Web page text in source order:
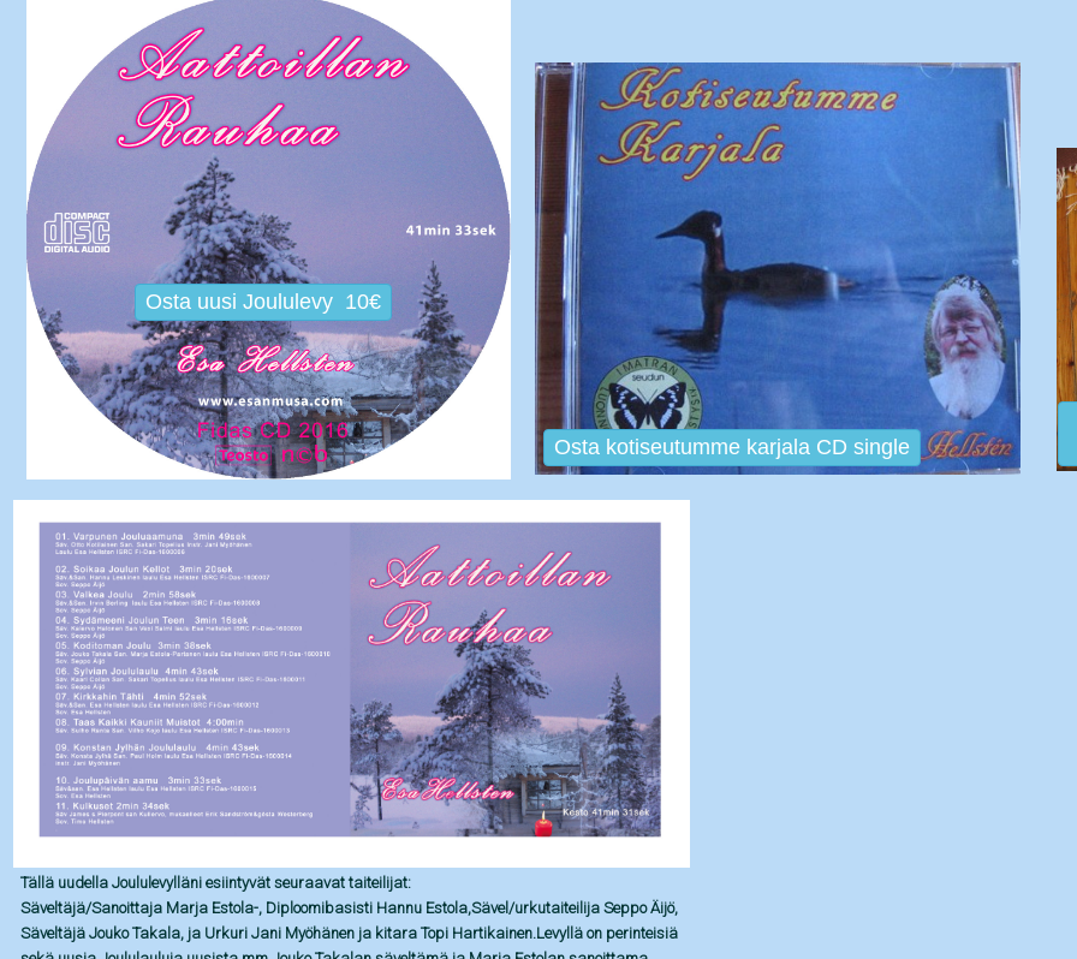
Osta kotiseutumme karjala CD single
Osta uusi Joululevy 10€
Tällä uudella Joululevylläni esiintyvät seuraavat taiteilijat:
Säveltäjä/Sanoittaja Marja Estola-, Diploomibasisti Hannu Estola,Sävel/urkutaiteilija Seppo Äijö,
Säveltäjä Jouko Takala, ja Urkuri Jani Myöhänen ja kitara Topi Hartikainen.Levyllä on perinteisiä